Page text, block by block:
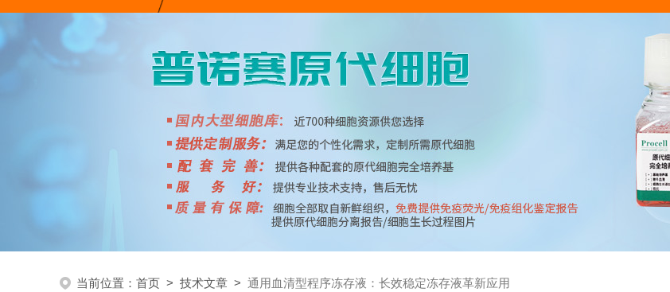
当前位置： 首页 > 技术文章 > 通用血清型程序冻存液：长效稳定冻存液革新应用